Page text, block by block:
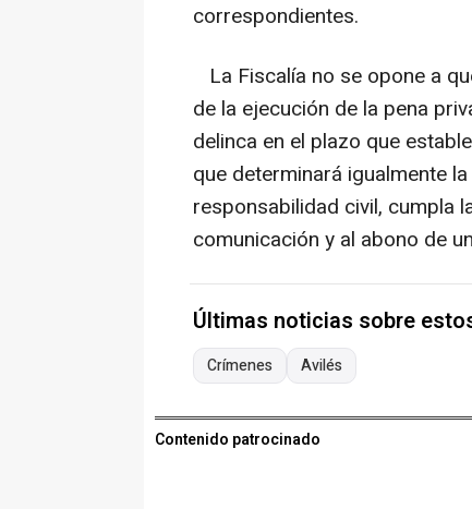
correspondientes.
La Fiscalía no se opone a
de la ejecución de la pena
delinca en el plazo que
que determinará igualmente
responsabilidad civil, cumpla
comunicación y al abono de
Últimas noticias sobre
Crímenes Avilés
Contenido patrocinado